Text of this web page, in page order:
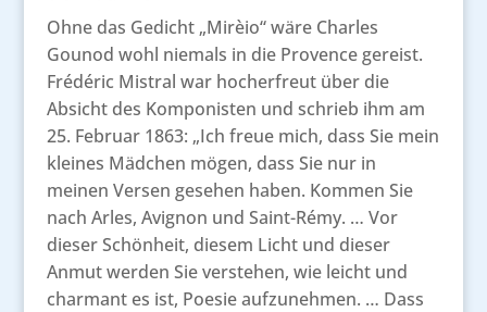
Ohne das Gedicht „Mirèio“ wäre Charles
Gounod wohl niemals in die Provence gereist.
Frédéric Mistral war hocherfreut über die
Absicht des Komponisten und schrieb ihm am
25. Februar 1863: „Ich freue mich, dass Sie mein
kleines Mädchen mögen, dass Sie nur in
meinen Versen gesehen haben. Kommen Sie
nach Arles, Avignon und Saint-Rémy. … Vor
dieser Schönheit, diesem Licht und dieser
Anmut werden Sie verstehen, wie leicht und
charmant es ist, Poesie aufzunehmen. … Dass